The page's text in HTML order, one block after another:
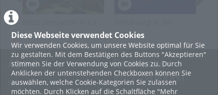
Diese Webseite verwendet Cookies
Wir verwenden Cookies, um unsere Website optimal für Sie
zu gestalten. Mit dem Bestätigen des Buttons "Akzeptieren"
stimmen Sie der Verwendung von Cookies zu. Durch
Anklicken der untenstehenden Checkboxen können Sie
auswählen, welche Cookie-Kategorien Sie zulassen
möchten. Durch Klicken auf die Schaltfläche "Mehr
located XR | ixlab
theoretische Informatik,
SoSe 2026, Kapitel 2 -
Grundlagen
About
Erste Schritte
Rechtliche
Informationen